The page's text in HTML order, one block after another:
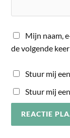
Mijn naam,
de volgende
Stuur mij
Stuur mij